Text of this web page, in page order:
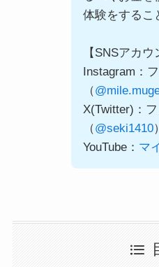
体験をするこ
【SNSアカウ
Instagram：
（
X(Twitter)：
（@seki1410）
YouTube： マ